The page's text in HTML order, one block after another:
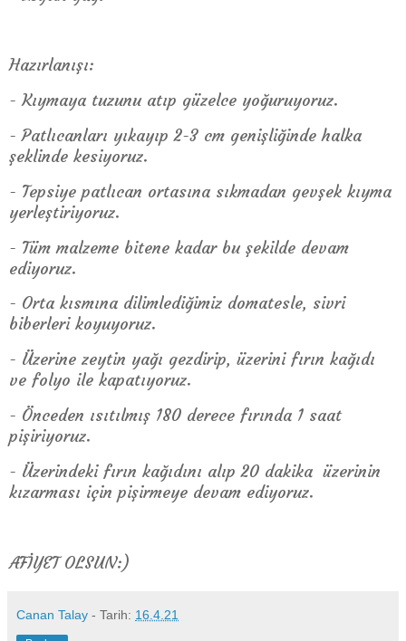
Hazırlanışı:
- Kıymaya tuzunu atıp güzelce yoğuruyoruz.
- Patlıcanları yıkayıp 2-3 cm genişliğinde halka
şeklinde kesiyoruz.
- Tepsiye patlıcan ortasına sıkmadan gevşek kıyma
yerleştiriyoruz.
- Tüm malzeme bitene kadar bu şekilde devam
ediyoruz.
- Orta kısmına dilimlediğimiz domatesle, sivri
biberleri koyuyoruz.
- Üzerine zeytin yağı gezdirip, üzerini fırın kağıdı
ve folyo ile kapatıyoruz.
- Önceden ısıtılmış 180 derece fırında 1 saat
pişiriyoruz.
- Üzerindeki fırın kağıdını alıp 20 dakika üzerinin
kızarması için pişirmeye devam ediyoruz.
AFİYET OLSUN:)
Canan Talay - Tarih: 16.4.21